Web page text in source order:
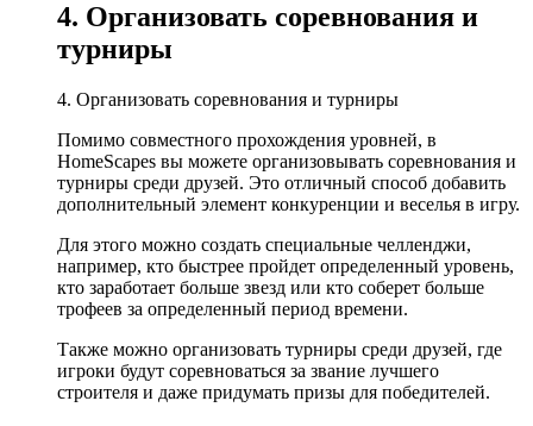
4. Организовать соревнования и
турниры
4. Организовать соревнования и турниры
Помимо совместного прохождения уровней, в
HomeScapes вы можете организовывать соревнования и
турниры среди друзей. Это отличный способ добавить
дополнительный элемент конкуренции и веселья в игру.
Для этого можно создать специальные челленджи,
например, кто быстрее пройдет определенный уровень,
кто заработает больше звезд или кто соберет больше
трофеев за определенный период времени.
Также можно организовать турниры среди друзей, где
игроки будут соревноваться за звание лучшего
строителя и даже придумать призы для победителей.